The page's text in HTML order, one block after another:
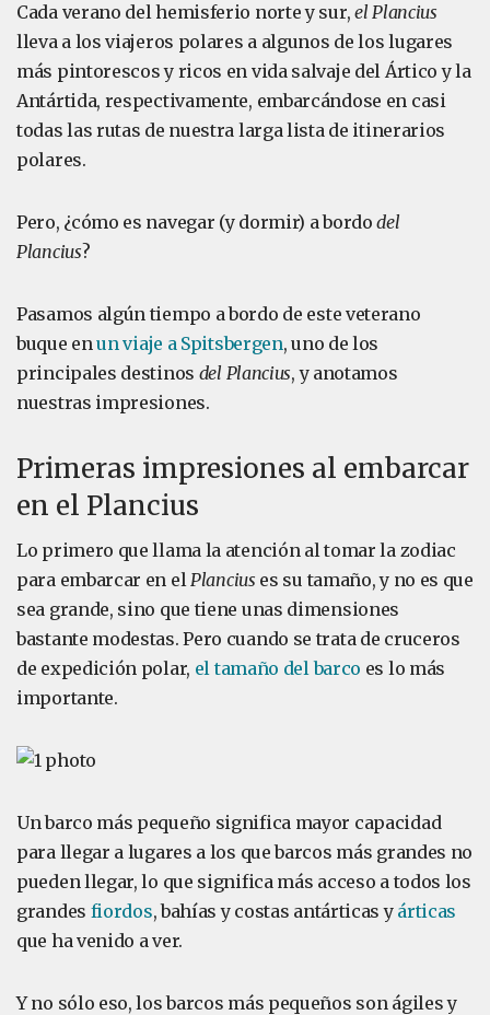
Cada verano del hemisferio norte y sur, el Plancius
lleva a los viajeros polares a algunos de los lugares
más pintorescos y ricos en vida salvaje del Ártico y la
Antártida, respectivamente, embarcándose en casi
todas las rutas de nuestra larga lista de itinerarios
polares.
Pero, ¿cómo es navegar (y dormir) a bordodel
Plancius?
Pasamos algún tiempo a bordo de este veterano
buque enun viaje a Spitsbergen, uno de los
principales destinos del Plancius, y anotamos
nuestras impresiones.
Primeras impresiones al embarcar
en el Plancius
Lo primero que llama la atención al tomar la zodiac
para embarcar en elPlancius es su tamaño, y no es que
sea grande, sino que tiene unas dimensiones
bastante modestas. Pero cuando se trata de cruceros
de expedición polar, el tamaño del barco es lo más
importante.
Un barco más pequeño significa mayor capacidad
para llegar a lugares a los que barcos más grandes no
pueden llegar, lo que significa más acceso a todos los
grandes fiordos, bahías y costas antárticas y árticas
que ha venido a ver.
Y no sólo eso, los barcos más pequeños son ágiles y